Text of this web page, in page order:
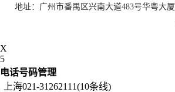
地址：广州市番禺区兴南大道483号华粤大厦
X
5
电话号码管理
上海021-31262111(10条线)